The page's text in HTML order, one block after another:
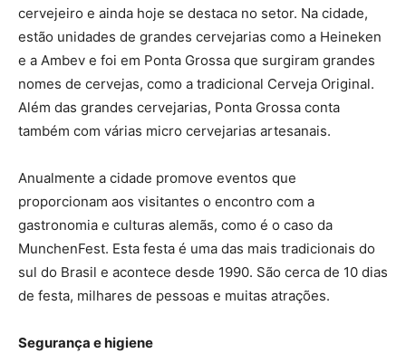
cervejeiro e ainda hoje se destaca no setor. Na cidade,
estão unidades de grandes cervejarias como a Heineken
e a Ambev e foi em Ponta Grossa que surgiram grandes
nomes de cervejas, como a tradicional Cerveja Original.
Além das grandes cervejarias, Ponta Grossa conta
também com várias micro cervejarias artesanais.
Anualmente a cidade promove eventos que
proporcionam aos visitantes o encontro com a
gastronomia e culturas alemãs, como é o caso da
MunchenFest. Esta festa é uma das mais tradicionais do
sul do Brasil e acontece desde 1990. São cerca de 10 dias
de festa, milhares de pessoas e muitas atrações.
Segurança e higiene